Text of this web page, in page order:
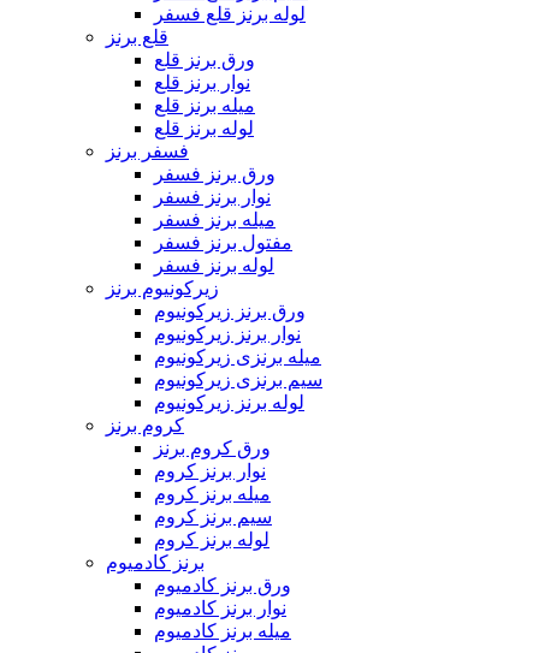
لوله برنز قلع فسفر
قلع برنز
ورق برنز قلع
نوار برنز قلع
میله برنز قلع
لوله برنز قلع
فسفر برنز
ورق برنز فسفر
نوار برنز فسفر
میله برنز فسفر
مفتول برنز فسفر
لوله برنز فسفر
زیرکونیوم برنز
ورق برنز زیرکونیوم
نوار برنز زیرکونیوم
میله برنزی زیرکونیوم
سیم برنزی زیرکونیوم
لوله برنز زیرکونیوم
کروم برنز
ورق کروم برنز
نوار برنز کروم
میله برنز کروم
سیم برنز کروم
لوله برنز کروم
برنز کادمیوم
ورق برنز کادمیوم
نوار برنز کادمیوم
میله برنز کادمیوم